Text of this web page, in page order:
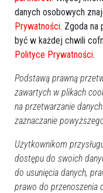
danych osobowych
Prywatności. Zgoda na
być w każdej chwili
Polityce Prywatności.
Podstawą prawną
zawartych w plikach
na przetwarzanie
zaznaczanie
Użytkownikom
dostępu do swoich
do usunięcia danych,
prawo do przenoszenia